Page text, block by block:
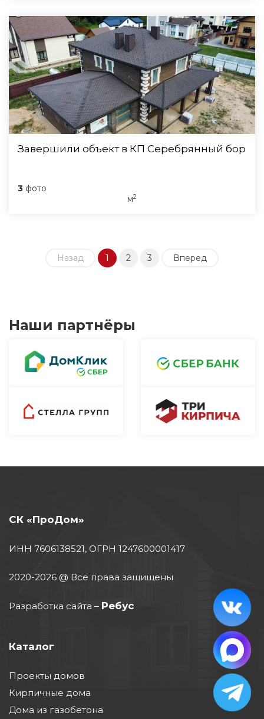
Завершили объект в КП Серебрянный бор
3 фото
м2
Назад 1 2 3 Вперед
Наши партнёры
СК «ПроДом»
ИНН 7606138521, ОГРН 1247600001417
2020-2026 @ Все права защищены
Разработка сайта – Ребус
Каталог
Проекты домов
Кирпичные дома
Дома из газобетона